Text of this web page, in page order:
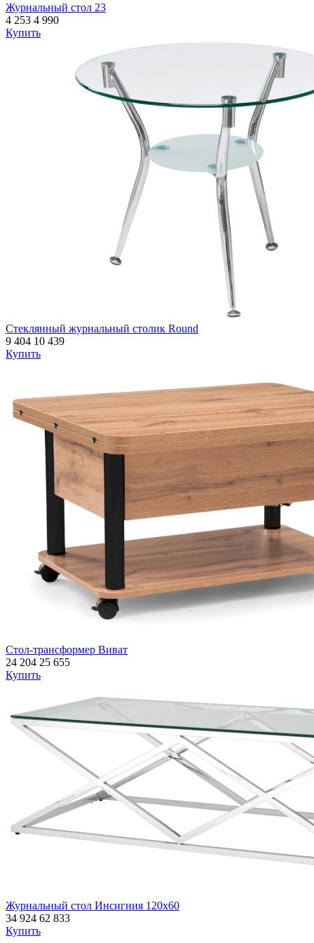
Журнальный стол 23
4 253 4 990
Купить
Стеклянный журнальный столик Round
9 404 10 439
Купить
Стол-трансформер Виват
24 204 25 655
Купить
Журнальный стол Инсигния 120х60
34 924 62 833
Купить